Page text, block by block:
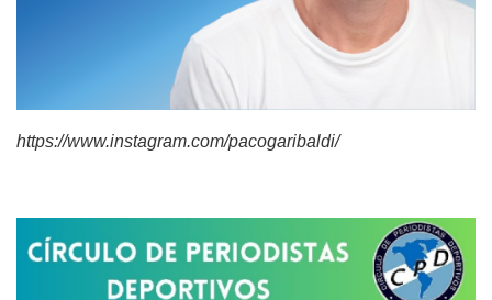
https://www.instagram.com/pacogaribaldi/